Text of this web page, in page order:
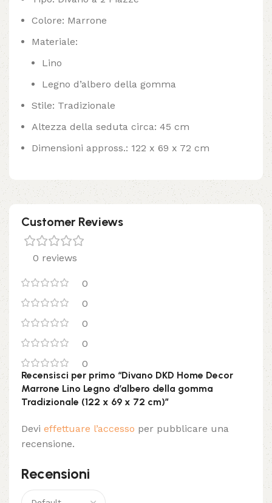
Colore: Marrone
Materiale:
Lino
Legno d’albero della gomma
Stile: Tradizionale
Altezza della seduta circa: 45 cm
Dimensioni appross.: 122 x 69 x 72 cm
Customer Reviews
0 reviews
0
0
0
0
0
Recensioni
Recensisci per primo “Divano DKD Home Decor
Marrone Lino Legno d’albero della gomma
Tradizionale (122 x 69 x 72 cm)”
Devi effettuare l’accesso per pubblicare una
recensione.